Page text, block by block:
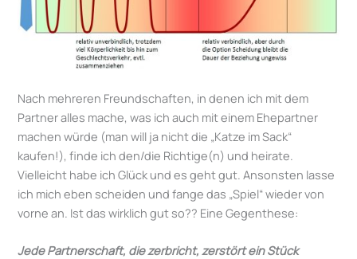
Nach mehreren Freundschaften, in denen ich mit dem
Partner alles mache, was ich auch mit einem Ehepartner
machen würde (man will ja nicht die „Katze im Sack“
kaufen!), finde ich den/die Richtige(n) und heirate.
Vielleicht habe ich Glück und es geht gut. Ansonsten lasse
ich mich eben scheiden und fange das „Spiel“ wieder von
vorne an. Ist das wirklich gut so?? Eine Gegenthese:
Jede Partnerschaft, die zerbricht, zerstört ein Stück